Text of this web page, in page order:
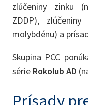
zlúčeniny zinku
ZDDP),
molybdénu) a
Skupina PCC
série Rokolub AD